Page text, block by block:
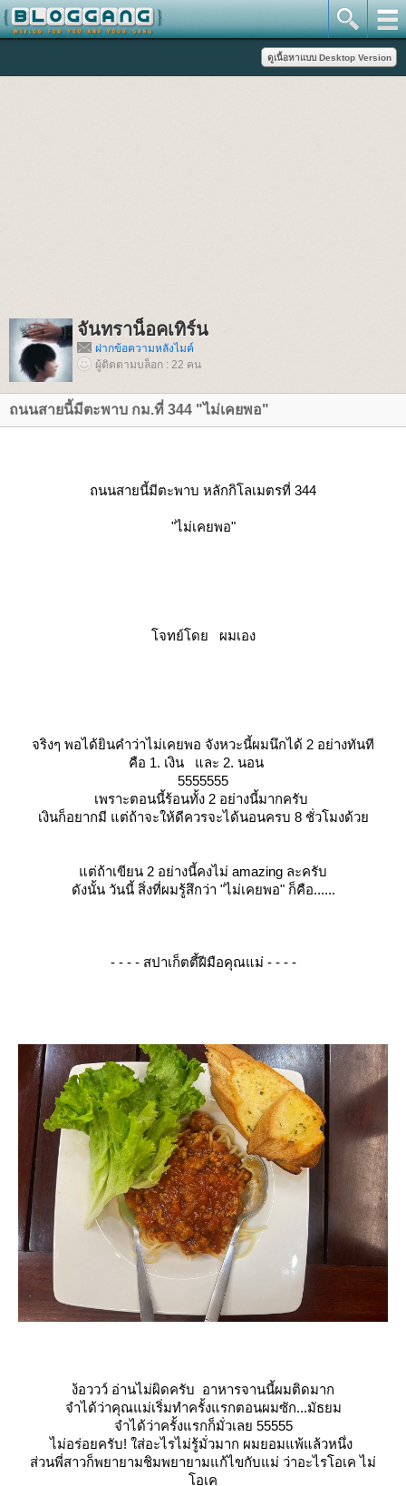
จันทราน็อคเทิร์น
ฝากข้อความหลังไมค์
ผู้ติดตามบล็อก : 22 คน
ถนนสายนี้มีตะพาบ กม.ที่ 344 "ไม่เคยพอ"
ถนนสายนี้มีตะพาบ หลักกิโลเมตรที่ 344
"ไม่เคยพอ"
จทย์โดย ผมเอง
จริงๆ พอได้ยินคำว่าไม่เคยพอ จังหวะนี้ผมนึกได้ 2 อย่างทันที
คือ 1. เงิน และ 2. นอน
5555555
เพราะตอนนี้ร้อนทั้ง 2 อย่างนี้มากครับ
เงินก็อยากมี แต่ถ้าจะให้ดีควรจะได้นอนครบ 8 ชั่วโมงด้ว
ต่ถ้าเขียน 2 อย่างนี้คงไม่ amazing ละครับ
ดังนั้น วันนี้ สิ่งที่ผมรู้สึกว่า "ไม่เคยพอ" ก็คือ......
- - - - สปาเก็ตตี้ฝีมือคุณแม่ - - - -
ง้อววว์ อ่านไม่ผิดครับ อาหารจานนี้ผมติดมาก
จำได้ว่าคุณแม่เริ่มทำครั้งแรกตอนผมซัก...มัธยม
จำได้ว่าครั้งแรกก็มั่วเลย 55555
ไม่อร่อยครับ! ส่อะไรไม่รู้มั่วมาก ผมยอมแพ้แล้วหนึ่ง
ส่วนพี่สาวก็พยายามชิมพยายามแก้ไขกับแม่ ว่าอะไรโอเค ไม่
อเค